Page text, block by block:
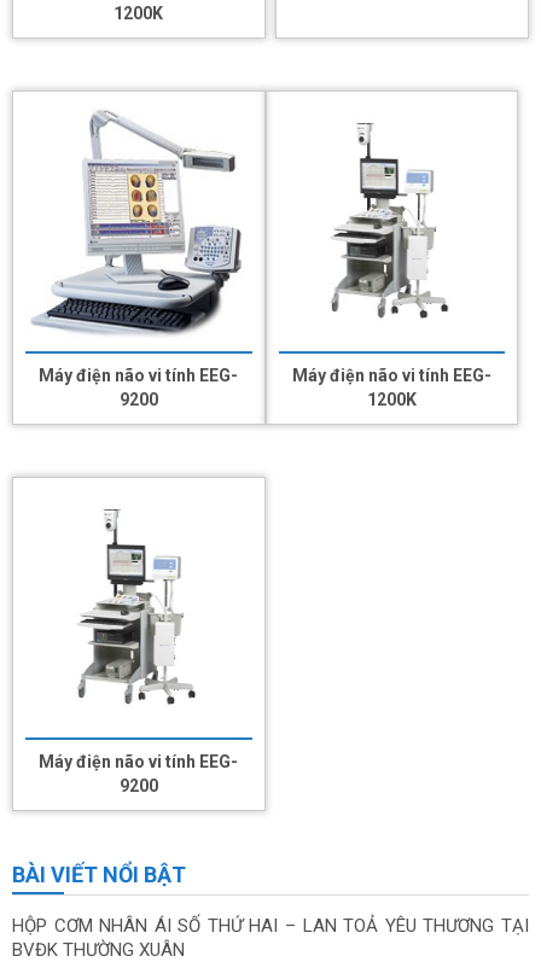
1200K
Máy điện não vi tính EEG-
9200
Máy điện não vi tính EEG-
1200K
Máy điện não vi tính EEG-
9200
BÀI VIẾT NỔI BẬT
HỘP CƠM NHÂN ÁI SỐ THỨ HAI – LAN TOẢ YÊU THƯƠNG TẠI
BVĐK THƯỜNG XUÂN